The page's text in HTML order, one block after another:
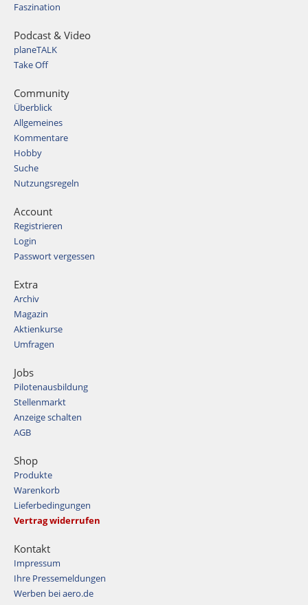
Faszination
Podcast & Video
planeTALK
Take Off
Community
Überblick
Allgemeines
Kommentare
Hobby
Suche
Nutzungsregeln
Account
Registrieren
Login
Passwort vergessen
Extra
Archiv
Magazin
Aktienkurse
Umfragen
Jobs
Pilotenausbildung
Stellenmarkt
Anzeige schalten
AGB
Shop
Produkte
Warenkorb
Lieferbedingungen
Vertrag widerrufen
Kontakt
Impressum
Ihre Pressemeldungen
Werben bei aero.de